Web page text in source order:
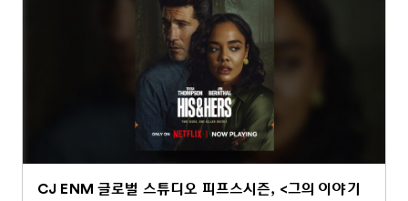
CJ ENM 글로벌 스튜디오 피프스시즌, <그의 이야기